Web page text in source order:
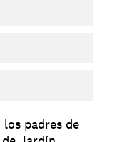
padres de